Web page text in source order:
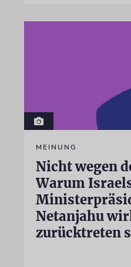
MEINUNG
Nicht wegen
Warum
Netanjahu
zurücktreten